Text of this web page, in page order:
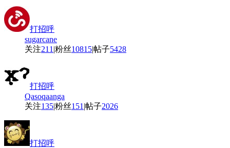
打招呼
sugarcane
关注211 |粉丝10815|帖子5428
打招呼
Qasoqaanga
关注135|粉丝151 |帖子2026
打招呼